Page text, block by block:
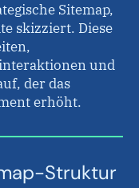
Sitemap,
skizziert. Diese
und
der das
erhöht.
Struktur